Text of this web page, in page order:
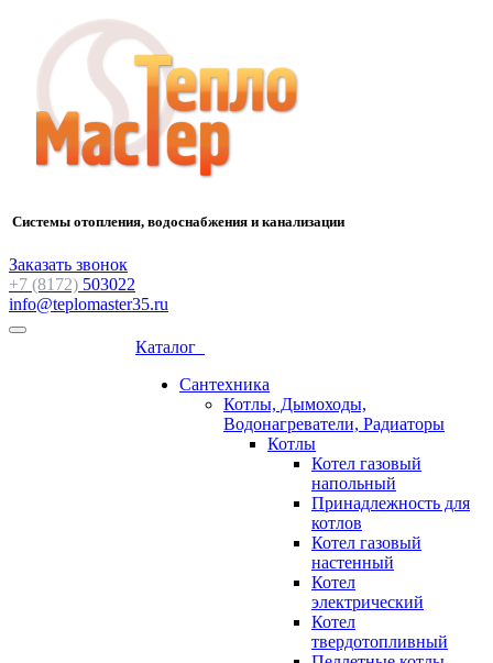
Системы отопления, водоснабжения и канализации
Заказать звонок
+7 (8172) 503022
info@teplomaster35.ru
Каталог
Сантехника
Котлы, Дымоходы,
Водонагреватели, Радиаторы
Котлы
Котел газовый
напольный
Принадлежность для
котлов
Котел газовый
настенный
Котел
электрический
Котел
твердотопливный